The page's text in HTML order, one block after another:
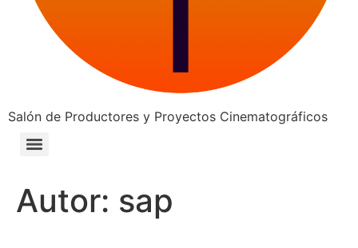
Salón de Productores y Proyectos Cinematográficos
Autor: sap